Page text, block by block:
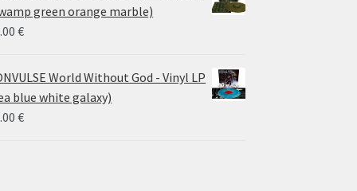
green orange marble)
€
World Without God - Vinyl LP
blue white galaxy)
€